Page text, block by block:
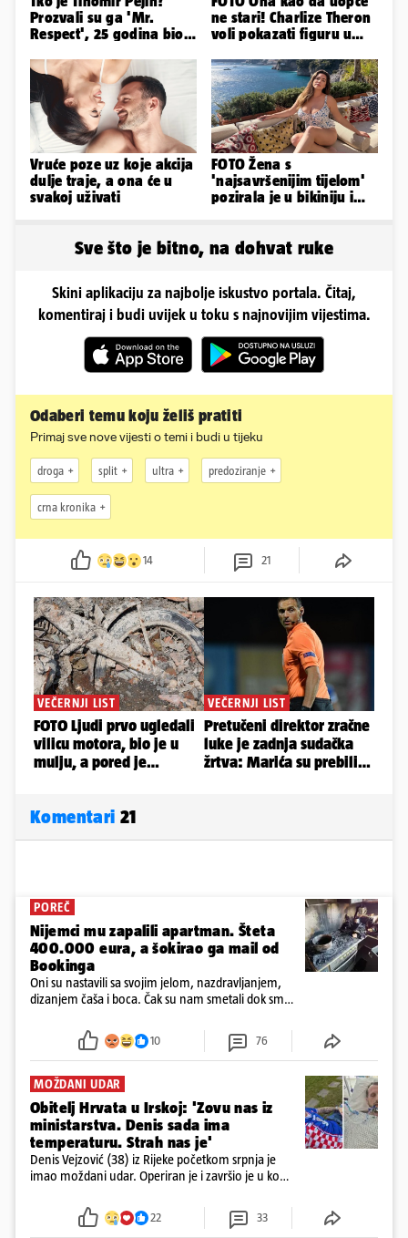
Prozvali su ga 'Mr.
Respect', 25 godina bio
luku...
ne stari! Charlize Theron
voli pokazati figuru u
Vruće poze uz koje akcija
dulje traje, a ona će u
svakoj uživati
FOTO Žena s
'najsavršenijim tijelom'
pozirala je u bikiniju i
Sve što je bitno, na dohvat ruke
Skini aplikaciju za najbolje iskustvo portala. Čitaj,
komentiraj i budi uvijek u toku s najnovijim vijestima.
Odaberi temu koju želiš pratiti
Primaj sve nove vijesti o temi i budi u tijeku
droga split ultra predoziranje
crna kronika
14 21
Komentari 21
POREČ
Nijemci mu zapalili apartman. Šteta
400.000 eura, a šokirao ga mail od
Bookinga
Oni su nastavili sa svojim jelom, nazdravljanjem,
dizanjem čaša i boca. Čak su nam smetali dok smo
požar, rekao je vlasnik
10 76
MOŽDANI UDAR
Obitelj Hrvata u Irskoj: 'Zovu nas iz
ministarstva. Denis sada ima
temperaturu. Strah nas je'
Denis Vejzović (38) iz Rijeke početkom srpnja je
imao moždani udar. Operiran je i završio je u komi.
tamošnji liječnici ne vjeruju u oporavak: 'Imamo
22 33